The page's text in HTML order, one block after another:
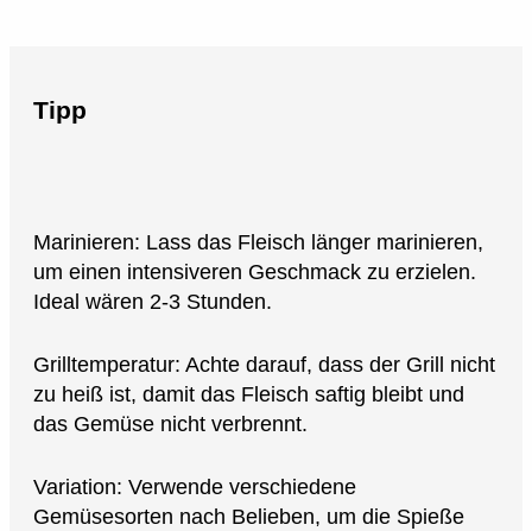
Tipp
Marinieren: Lass das Fleisch länger marinieren,
um einen intensiveren Geschmack zu erzielen.
Ideal wären 2-3 Stunden.
Grilltemperatur: Achte darauf, dass der Grill nicht
zu heiß ist, damit das Fleisch saftig bleibt und
das Gemüse nicht verbrennt.
Variation: Verwende verschiedene
Gemüsesorten nach Belieben, um die Spieße